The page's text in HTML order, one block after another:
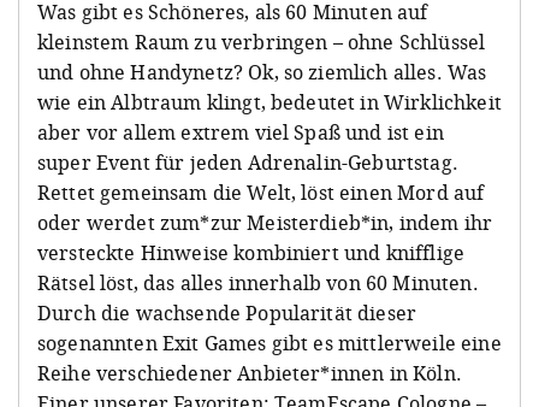
Was gibt es Schöneres, als 60 Minuten auf
kleinstem Raum zu verbringen – ohne Schlüssel
und ohne Handynetz? Ok, so ziemlich alles. Was
wie ein Albtraum klingt, bedeutet in Wirklichkeit
aber vor allem extrem viel Spaß und ist ein
super Event für jeden Adrenalin-Geburtstag.
Rettet gemeinsam die Welt, löst einen Mord auf
oder werdet zum*zur Meisterdieb*in, indem ihr
versteckte Hinweise kombiniert und knifflige
Rätsel löst, das alles innerhalb von 60 Minuten.
Durch die wachsende Popularität dieser
sogenannten Exit Games gibt es mittlerweile eine
Reihe verschiedener Anbieter*innen in Köln.